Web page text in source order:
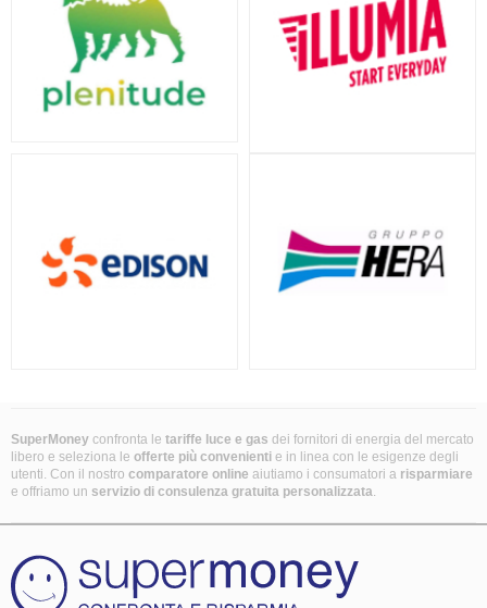
SuperMoney confronta le tariffe luce e gas dei fornitori di energia del mercato
libero e seleziona le offerte più convenienti e in linea con le esigenze degli
utenti. Con il nostro comparatore online aiutiamo i consumatori a risparmiare
e offriamo un servizio di consulenza gratuita personalizzata.